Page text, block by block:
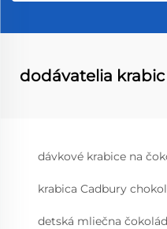
dodávatelia
dávkové krabice na
krabica Cadbury
detská mliečna